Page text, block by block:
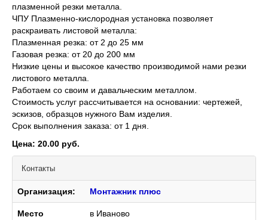
плазменной резки металла.
ЧПУ Плазменно-кислородная установка позволяет
раскраивать листовой металла:
Плазменная резка: от 2 до 25 мм
Газовая резка: от 20 до 200 мм
Низкие цены и высокое качество производимой нами резки
листового металла.
Работаем со своим и давальческим металлом.
Стоимость услуг рассчитывается на основании: чертежей,
эскизов, образцов нужного Вам изделия.
Срок выполнения заказа: от 1 дня.
Цена: 20.00 руб.
Контакты
Организация: Монтажник плюс
Место
в Иваново